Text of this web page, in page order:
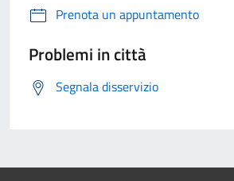
Prenota un appuntamento
Problemi in città
Segnala disservizio